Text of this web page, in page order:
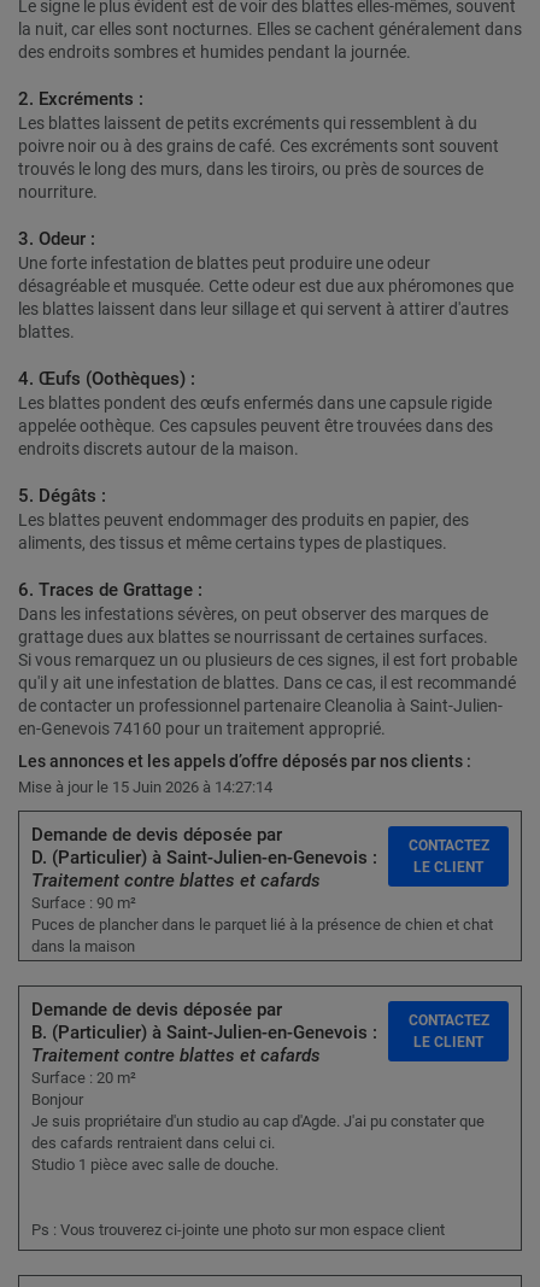
Le signe le plus évident est de voir des blattes elles-mêmes, souvent
la nuit, car elles sont nocturnes. Elles se cachent généralement dans
des endroits sombres et humides pendant la journée.
2. Excréments :
Les blattes laissent de petits excréments qui ressemblent à du
poivre noir ou à des grains de café. Ces excréments sont souvent
trouvés le long des murs, dans les tiroirs, ou près de sources de
nourriture.
3. Odeur :
Une forte infestation de blattes peut produire une odeur
désagréable et musquée. Cette odeur est due aux phéromones que
les blattes laissent dans leur sillage et qui servent à attirer d'autres
blattes.
4. Œufs (Oothèques) :
Les blattes pondent des œufs enfermés dans une capsule rigide
appelée oothèque. Ces capsules peuvent être trouvées dans des
endroits discrets autour de la maison.
5. Dégâts :
Les blattes peuvent endommager des produits en papier, des
aliments, des tissus et même certains types de plastiques.
6. Traces de Grattage :
Dans les infestations sévères, on peut observer des marques de
grattage dues aux blattes se nourrissant de certaines surfaces.
Si vous remarquez un ou plusieurs de ces signes, il est fort probable
qu'il y ait une infestation de blattes. Dans ce cas, il est recommandé
de contacter un professionnel partenaire Cleanolia à Saint-Julien-
en-Genevois 74160 pour un traitement approprié.
Les annonces et les appels d’offre déposés par nos clients :
Mise à jour le 15 Juin 2026 à 14:27:14
Demande de devis déposée par
D. (Particulier) à Saint-Julien-en-Genevois :
Traitement contre blattes et cafards
Surface : 90 m²
Puces de plancher dans le parquet lié à la présence de chien et chat
dans la maison
CONTACTEZ
LE CLIENT
Demande de devis déposée par
B. (Particulier) à Saint-Julien-en-Genevois :
Traitement contre blattes et cafards
Surface : 20 m²
Bonjour
Je suis propriétaire d'un studio au cap d'Agde. J'ai pu constater que
des cafards rentraient dans celui ci.
Studio 1 pièce avec salle de douche.
Ps : Vous trouverez ci-jointe une photo sur mon espace client
CONTACTEZ
LE CLIENT